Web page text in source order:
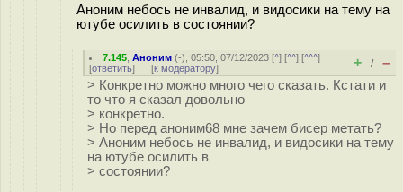
Аноним небось не инвалид, и видосики на тему на
ютубе осилить в состоянии?
7.145 ,Аноним (-), 05:50, 07/12/2023 [^] [^^] [^^^]
[ответить] [к модератору] + / –
> Конкретно можно много чего сказать. Кстати и
то что я сказал довольно
> конкретно.
> Но перед аноним68 мне зачем бисер метать?
> Аноним небось не инвалид, и видосики на тему
на ютубе осилить в
> состоянии?